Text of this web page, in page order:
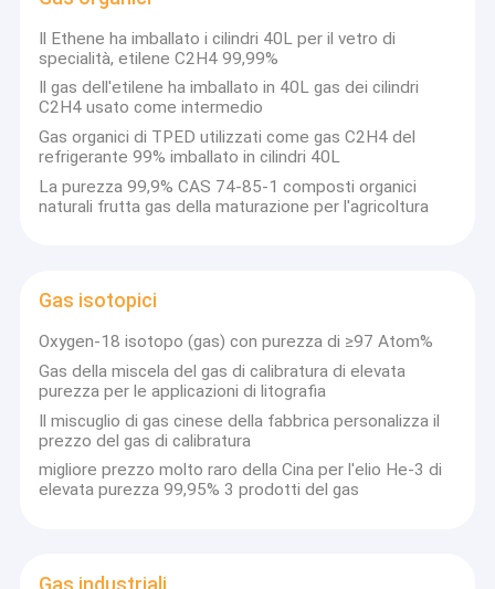
Il Ethene ha imballato i cilindri 40L per il vetro di
specialità, etilene C2H4 99,99%
Il gas dell'etilene ha imballato in 40L gas dei cilindri
C2H4 usato come intermedio
Gas organici di TPED utilizzati come gas C2H4 del
refrigerante 99% imballato in cilindri 40L
La purezza 99,9% CAS 74-85-1 composti organici
naturali frutta gas della maturazione per l'agricoltura
Gas isotopici
Oxygen-18 isotopo (gas) con purezza di ≥97 Atom%
Gas della miscela del gas di calibratura di elevata
purezza per le applicazioni di litografia
Il miscuglio di gas cinese della fabbrica personalizza il
prezzo del gas di calibratura
migliore prezzo molto raro della Cina per l'elio He-3 di
elevata purezza 99,95% 3 prodotti del gas
Gas industriali